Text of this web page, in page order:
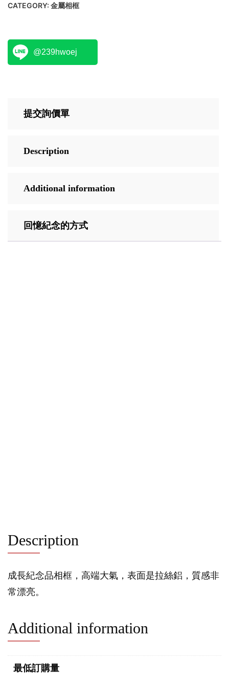
CATEGORY: 金屬相框
@239hwoej
提交詢價單
Description
Additional information
回憶紀念的方式
Description
成長紀念品相框，高端大氣，表面是拉絲鋁，質感非
常漂亮。
Additional information
最低訂購量